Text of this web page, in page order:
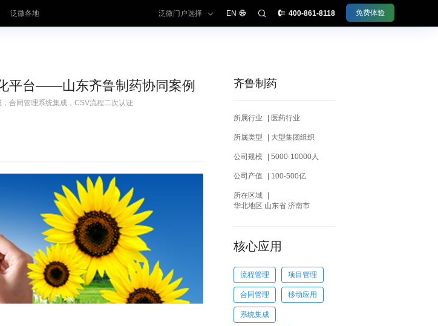
泛微各地 泛微门户选择 EN 400-861-8118 免费体验
费控管理·齐业成
档案管理·文书定
统一身份·令信通
发票管理·业票通
平台——山东齐鲁制药协同案例
合同管理系统集成，CSV流程二次认证
齐鲁制药
所属行业 医药行业
所属类型 大型集团组织
公司规模 5000-10000人
公司产值 100-500亿
所在区域
华北地区 山东省 济南市
核心应用
流程管理 项目管理
合同管理 移动应用
系统集成